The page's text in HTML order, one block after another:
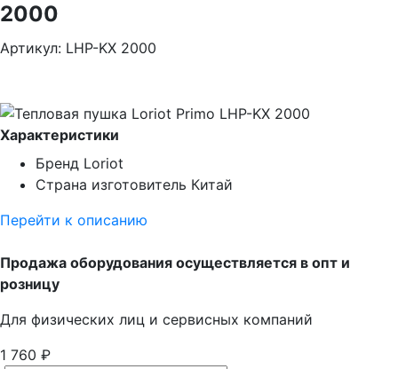
2000
Артикул: LHP-KX 2000
Характеристики
Бренд Loriot
Страна изготовитель Китай
Перейти к описанию
Продажа оборудования осуществляется в опт и
розницу
Для физических лиц и cервисных компаний
1 760 ₽